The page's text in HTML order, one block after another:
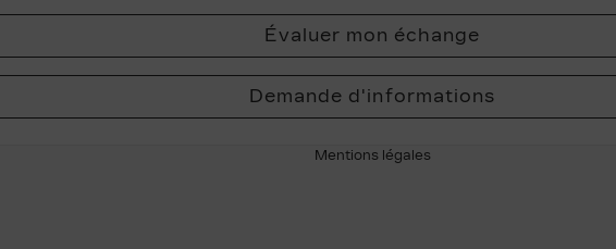
Évaluer mon échange
Demande d'informations
Mentions légales